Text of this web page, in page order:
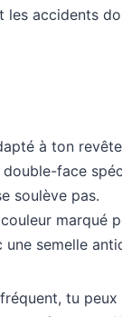
accidents
à ton
face
soulève pas.
marqué
une semelle
tu